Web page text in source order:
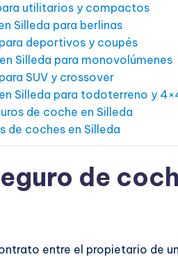
utilitarios y compactos
Silleda para berlinas
deportivos y coupés
Silleda para monovolúmenes
SUV y crossover
Silleda para todoterreno y
de coche en Silleda
de coches en Silleda
de
entre el propietario de